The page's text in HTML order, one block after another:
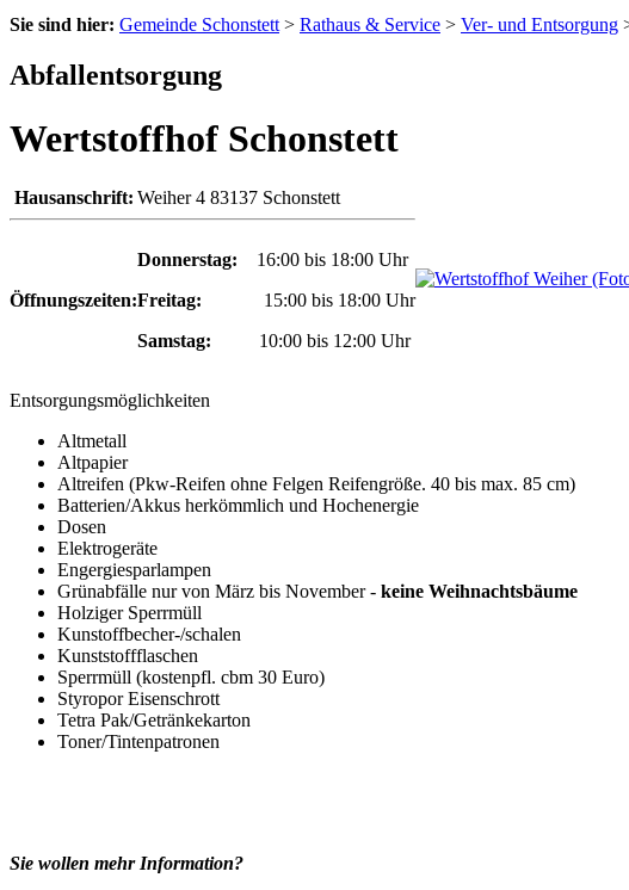
Sie sind hier: Gemeinde Schonstett > Rathaus & Service > Ver- und Entsorgung
Abfallentsorgung
Wertstoffhof Schonstett
Hausanschrift: Weiher 4 83137 Schonstett
Öffnungszeiten:
Donnerstag: 16:00 bis 18:00 Uhr
Freitag: 15:00 bis 18:00 Uhr
Samstag: 10:00 bis 12:00 Uhr
Entsorgungsmöglichkeiten
Altmetall
Altpapier
Altreifen (Pkw-Reifen ohne Felgen Reifengröße. 40 bis max. 85 cm)
Batterien/Akkus herkömmlich und Hochenergie
Dosen
Elektrogeräte
Engergiesparlampen
Grünabfälle nur von März bis November - keine Weihnachtsbäume
Holziger Sperrmüll
Kunstoffbecher-/schalen
Kunststoffflaschen
Sperrmüll (kostenpfl. cbm 30 Euro)
Styropor Eisenschrott
Tetra Pak/Getränkekarton
Toner/Tintenpatronen
Sie wollen mehr Information?